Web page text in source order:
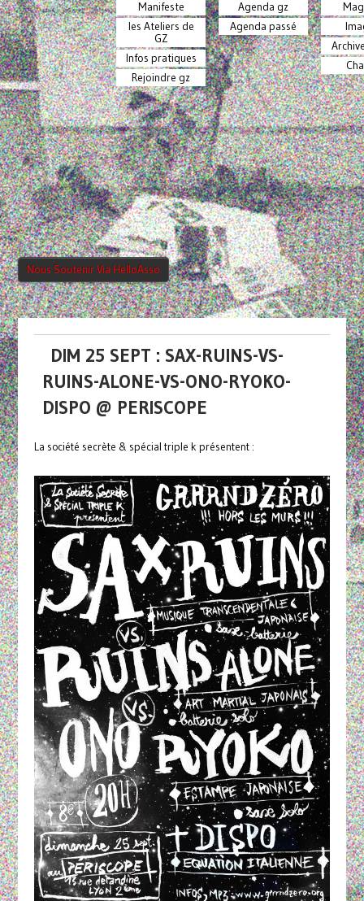
Manifeste
les Ateliers de
GZ
Infos pratiques
Rejoindre gz
Agenda gz
Agenda passé
Nous Soutenir Via HelloAsso
DIM 25 SEPT : SAX-RUINS-VS-
RUINS-ALONE-VS-ONO-RYOKO-
DISPO @ PERISCOPE
La société secrète & spécial triple k présentent :